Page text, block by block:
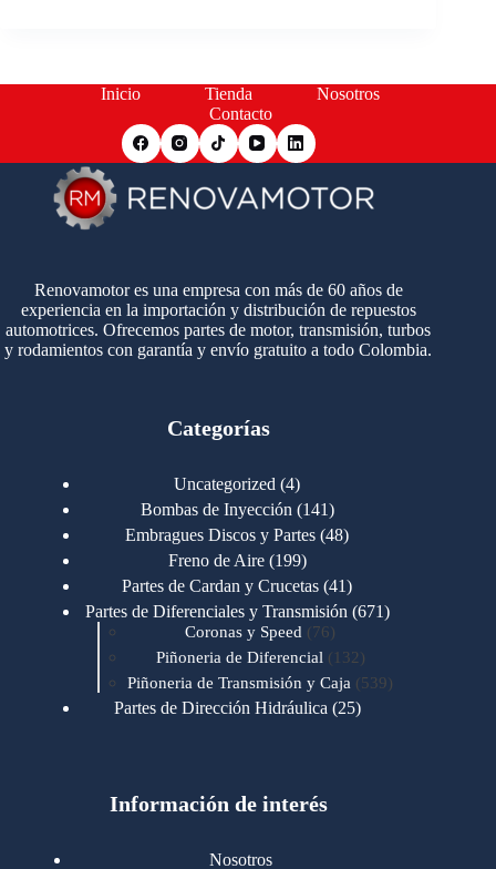
Inicio Tienda
Nosotros
Contacto
Renovamotor es una empresa con más de 60 años de
experiencia en la importación y distribución de repuestos
automotrices. Ofrecemos partes de motor, transmisión, turbos
y rodamientos con garantía y envío gratuito a todo Colombia.
Categorías
Uncategorized 44
productos
Bombas de Inyección 141141
productos
Embragues Discos y Partes 4848
Freno de Aire 199199
productos
Partes de Cardan y Crucetas 4141
productos
Partes de Diferenciales y Transmisión 671671
Coronas y Speed 7676
productos
Piñoneria de Diferencial 132 132
productos
Piñoneria de Transmisión y Caja 539539
Partes de Dirección Hidráulica 2525
Motores Cummins 723
Información de interés
Nosotros